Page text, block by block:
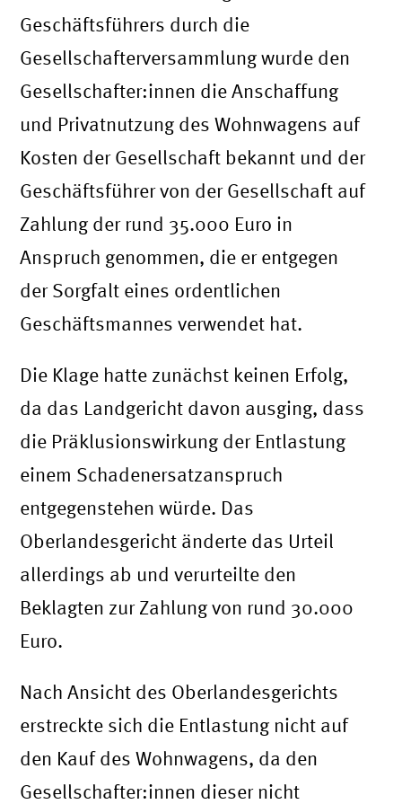
Geschäftsführers durch die
Gesellschafterversammlung wurde den
Gesellschafter:innen die Anschaffung
und Privatnutzung des Wohnwagens auf
Kosten der Gesellschaft bekannt und der
Geschäftsführer von der Gesellschaft auf
Zahlung der rund 35.000 Euro in
Anspruch genommen, die er entgegen
der Sorgfalt eines ordentlichen
Geschäftsmannes verwendet hat.
Die Klage hatte zunächst keinen Erfolg,
da das Landgericht davon ausging, dass
die Präklusionswirkung der Entlastung
einem Schadenersatzanspruch
entgegenstehen würde. Das
Oberlandesgericht änderte das Urteil
allerdings ab und verurteilte den
Beklagten zur Zahlung von rund 30.000
Euro.
Nach Ansicht des Oberlandesgerichts
erstreckte sich die Entlastung nicht auf
den Kauf des Wohnwagens, da den
Gesellschafter:innen dieser nicht